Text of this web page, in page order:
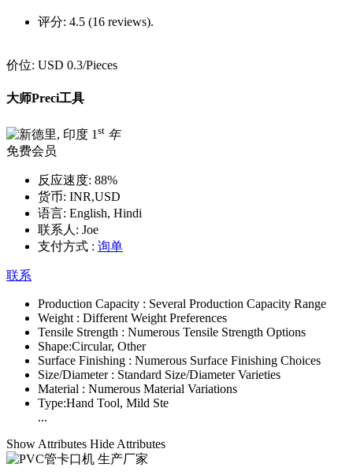
评分: 4.5 (16 reviews).
价位: USD 0.3/Pieces
大师Preci工具
1 st 年
免费会员
反应速度: 88%
货币: INR,USD
语言: English, Hindi
联系人: Joe
支付方式 : 询单
联系
Production Capacity : Several Production Capacity Range
Weight : Different Weight Preferences
Tensile Strength : Numerous Tensile Strength Options
Shape:Circular, Other
Surface Finishing : Numerous Surface Finishing Choices
Size/Diameter : Standard Size/Diameter Varieties
Material : Numerous Material Variations
Type:Hand Tool, Mild Ste
...
Show Attributes Hide Attributes